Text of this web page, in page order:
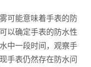
可能意味着手表的防
以确定手表的防水性
中一段时间，观察手
手表仍然存在防水问